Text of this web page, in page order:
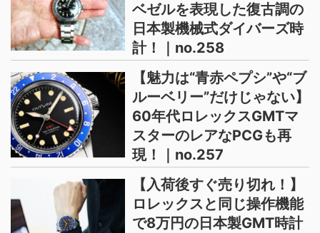
ベゼルを表現した復古調の
日本製機械式ダイバーズ時
計！｜no.258
【魅力は“青赤ペプシ”や“ブ
ルーベリー”だけじゃない】
60年代ロレックスGMTマ
スターのレアなPCGも再
現！｜no.257
【入荷後すぐ売り切れ！】
ロレックスと同じ操作機能
で8万円の日本製GMT時計